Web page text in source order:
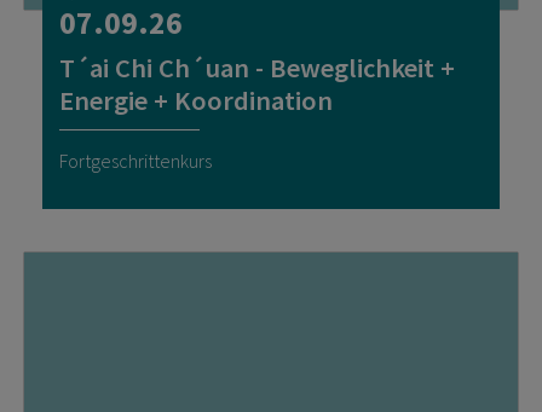
07.09.26
T´ai Chi Ch´uan - Beweglichkeit +
Energie + Koordination
Fortgeschrittenkurs